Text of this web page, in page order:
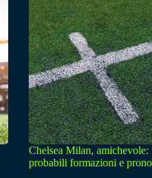
Chelsea Milan, amichevole:
probabili formazioni e